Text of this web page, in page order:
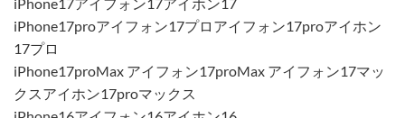
iPhone17proアイフォン17プロアイフォン17proアイホン
17プロ
iPhone17proMax アイフォン17proMax アイフォン17マッ
クスアイホン17proマックス